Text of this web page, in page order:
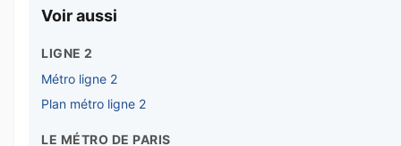
Voir aussi
LIGNE 2
Métro ligne 2
Plan métro ligne 2
LE MÉTRO DE PARIS